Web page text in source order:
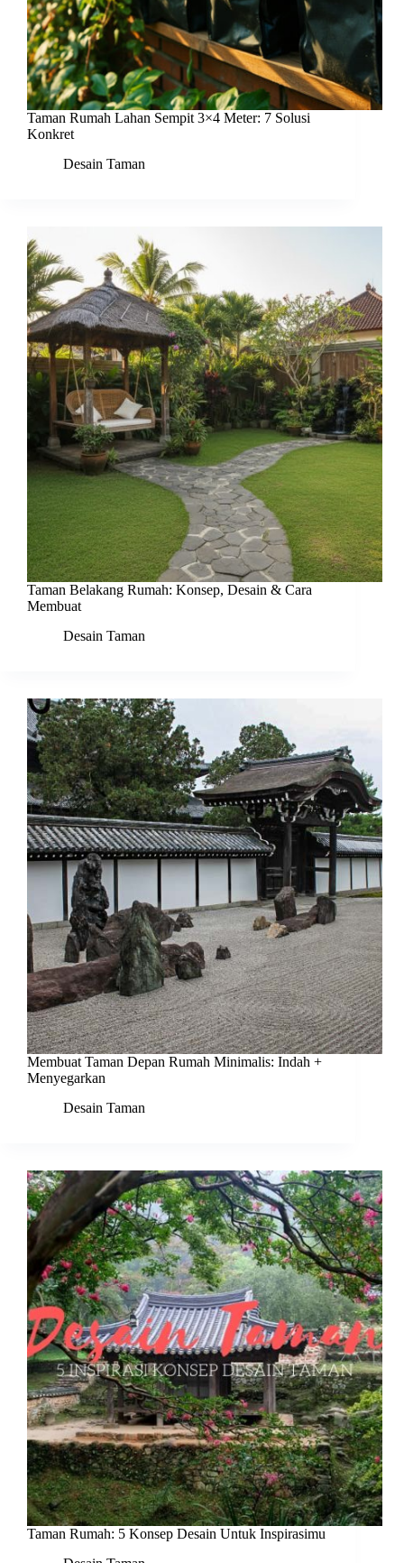
Taman Rumah Lahan Sempit 3×4 Meter: 7 Solusi
Konkret
Desain Taman
Taman Belakang Rumah: Konsep, Desain & Cara
Membuat
Desain Taman
Membuat Taman Depan Rumah Minimalis: Indah +
Menyegarkan
Desain Taman
Taman Rumah: 5 Konsep Desain Untuk Inspirasimu